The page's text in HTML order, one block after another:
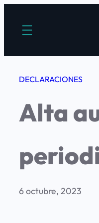
DECLARACIONES
Alta
6 octubre, 2023